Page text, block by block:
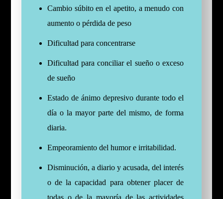
Cambio súbito en el apetito, a menudo con
aumento o pérdida de peso
Dificultad para concentrarse
Dificultad para conciliar el sueño o exceso
de sueño
Estado de ánimo depresivo durante todo el
día o la mayor parte del mismo, de forma
diaria.
Empeoramiento del humor e irritabilidad.
Disminución, a diario y acusada, del interés
o de la capacidad para obtener placer de
todas o de la mayoría de las actividades